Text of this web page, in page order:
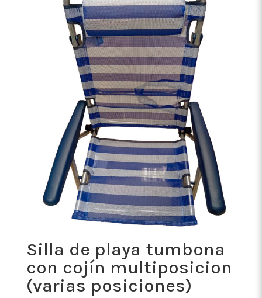
Silla de playa tumbona
con cojín multiposicion
(varias posiciones)